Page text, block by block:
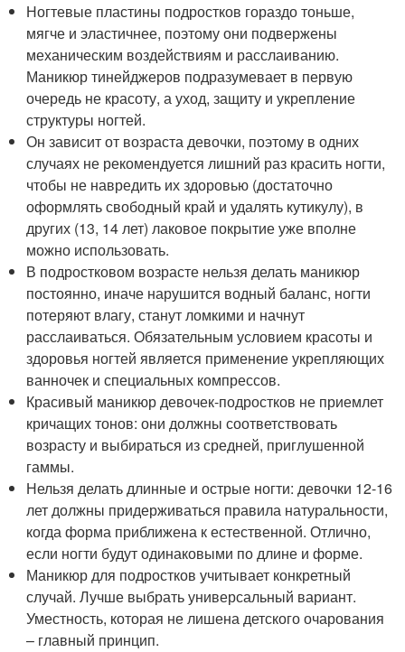
Ногтевые пластины подростков гораздо тоньше,
мягче и эластичнее, поэтому они подвержены
механическим воздействиям и расслаиванию.
Маникюр тинейджеров подразумевает в первую
очередь не красоту, а уход, защиту и укрепление
структуры ногтей.
Он зависит от возраста девочки, поэтому в одних
случаях не рекомендуется лишний раз красить ногти,
чтобы не навредить их здоровью (достаточно
оформлять свободный край и удалять кутикулу), в
других (13, 14 лет) лаковое покрытие уже вполне
можно использовать.
В подростковом возрасте нельзя делать маникюр
постоянно, иначе нарушится водный баланс, ногти
потеряют влагу, станут ломкими и начнут
расслаиваться. Обязательным условием красоты и
здоровья ногтей является применение укрепляющих
ванночек и специальных компрессов.
Красивый маникюр девочек-подростков не приемлет
кричащих тонов: они должны соответствовать
возрасту и выбираться из средней, приглушенной
гаммы.
Нельзя делать длинные и острые ногти: девочки 12-16
лет должны придерживаться правила натуральности,
когда форма приближена к естественной. Отлично,
если ногти будут одинаковыми по длине и форме.
Маникюр для подростков учитывает конкретный
случай. Лучше выбрать универсальный вариант.
Уместность, которая не лишена детского очарования
– главный принцип.